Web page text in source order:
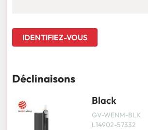
IDENTIFIEZ-VOUS
Déclinaisons
Black
GV-WENM-BLK
L14902-57332